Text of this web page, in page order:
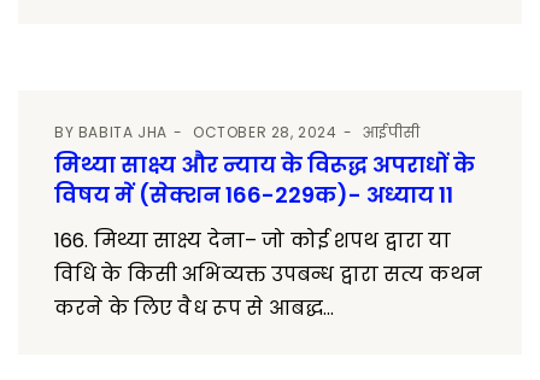
BY BABITA JHA OCTOBER 28, 2024 आईपीसी
मिथ्या साक्ष्य और न्याय के विरूद्ध अपराधों के
विषय में (सेक्शन 166-229क)- अध्याय 11
166. मिथ्या साक्ष्य देना– जो कोई शपथ द्वारा या
विधि के किसी अभिव्यक्त उपबन्ध द्वारा सत्य कथन
करने के लिए वैध रूप से आबद्ध...